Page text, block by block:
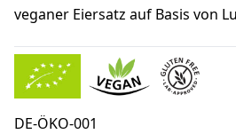
veganer Eiersatz auf Basis von
DE-ÖKO-001